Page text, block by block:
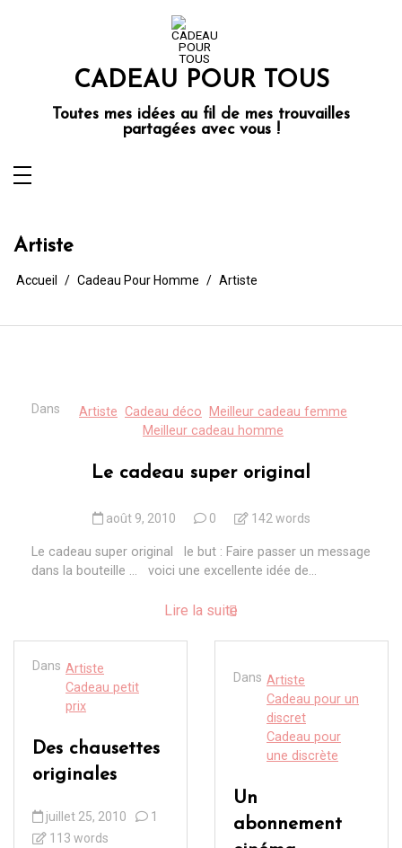
CADEAU POUR TOUS
Toutes mes idées au fil de mes trouvailles
partagées avec vous !
Artiste
Accueil Cadeau Pour Homme Artiste
Dans Artiste Cadeau déco
Meilleur cadeau femme
Meilleur cadeau homme
Le cadeau super original
août 9, 2010 0 142 words
Le cadeau super original le but : Faire passer un message
dans la bouteille … voici une excellente idée de...
Lire la suite
Dans Artiste
Cadeau petit
prix
Des chausettes
originales
juillet 25, 2010
1
113 words
Dans Artiste
Cadeau pour un
discret
Cadeau pour
une discrète
Un
abonnement